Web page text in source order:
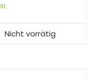
Nicht vorrätig